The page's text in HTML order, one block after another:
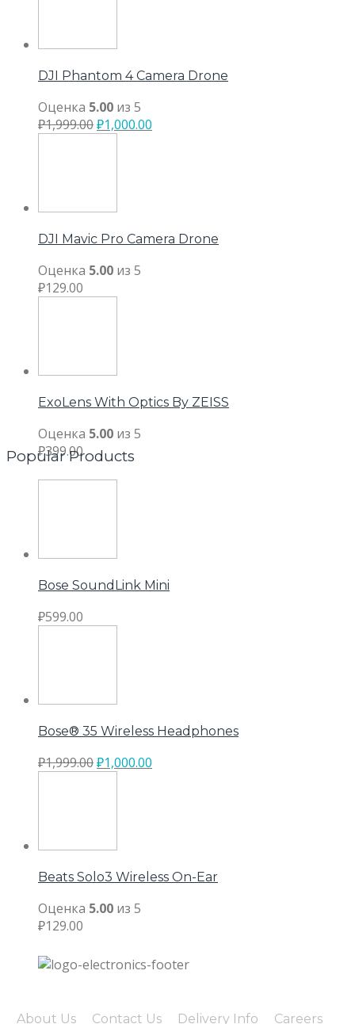
DJI Phantom 4 Camera Drone
Оценка 5.00 из 5
₽1,999.00₽1,000.00
DJI Mavic Pro Camera Drone
Оценка 5.00 из 5
₽129.00
ExoLens With Optics By ZEISS
Оценка 5.00 из 5
₽399.00
Popular Products
Bose SoundLink Mini
₽599.00
Bose® 35 Wireless Headphones
₽1,999.00₽1,000.00
Beats Solo3 Wireless On-Ear
Оценка 5.00 из 5
₽129.00
About Us Contact Us Delivery Info Careers